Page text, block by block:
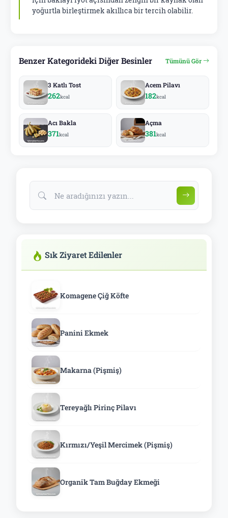
yoğurtla birleştirmek akıllıca bir tercih olabilir.
Benzer Kategorideki Diğer Besinler Tümünü Gör
3 Katlı Tost
262kcal
Acem Pilavı
182kcal
Acı Bakla
371kcal
Açma
381kcal
Sık Ziyaret Edilenler
Komagene Çiğ Köfte
Panini Ekmek
Makarna (Pişmiş)
Tereyağlı Pirinç Pilavı
Kırmızı/Yeşil Mercimek (Pişmiş)
Organik Tam Buğday Ekmeği